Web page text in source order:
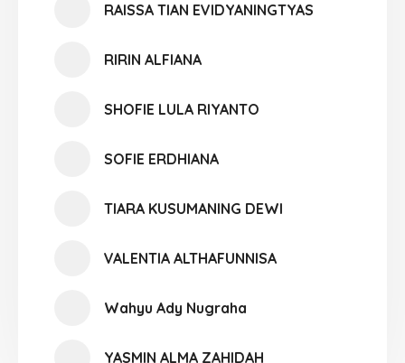
RAISSA TIAN EVIDYANINGTYAS
RIRIN ALFIANA
SHOFIE LULA RIYANTO
SOFIE ERDHIANA
TIARA KUSUMANING DEWI
VALENTIA ALTHAFUNNISA
Wahyu Ady Nugraha
YASMIN ALMA ZAHIDAH